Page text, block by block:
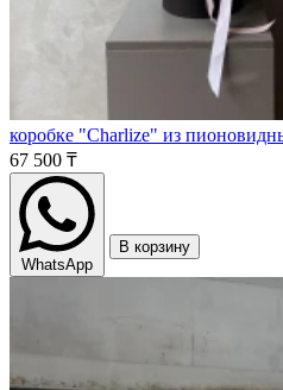
коробке "Charlize" из
67 500 ₸
WhatsApp
В корзину